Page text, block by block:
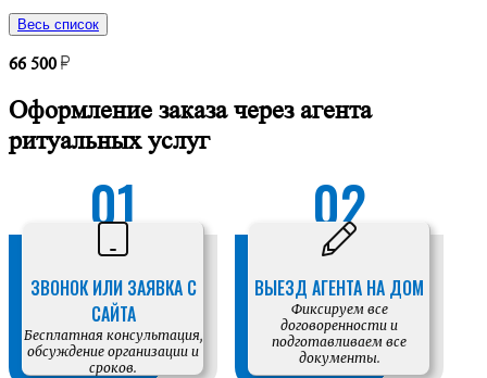
Весь список
66 500
Оформление заказа через агента
ритуальных услуг
ЗВОНОК ИЛИ ЗАЯВКА С
САЙТА
Бесплатная консультация,
обсуждение организации и
сроков.
ВЫЕЗД АГЕНТА НА ДОМ
Фиксируем все
договоренности и
подготавливаем все
документы.